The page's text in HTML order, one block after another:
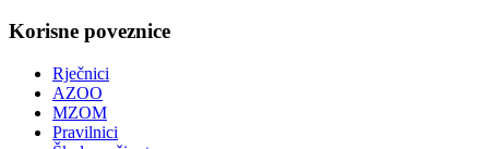
Korisne poveznice
Rječnici
AZOO
MZOM
Pravilnici